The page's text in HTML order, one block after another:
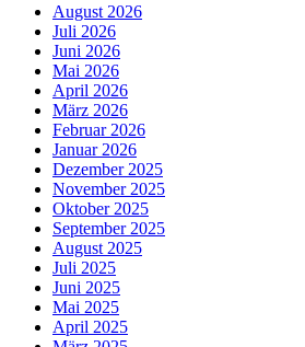
August 2026
Juli 2026
Juni 2026
Mai 2026
April 2026
März 2026
Februar 2026
Januar 2026
Dezember 2025
November 2025
Oktober 2025
September 2025
August 2025
Juli 2025
Juni 2025
Mai 2025
April 2025